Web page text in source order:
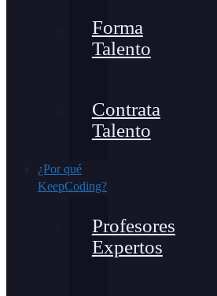
Forma
Talento
Contrata
Talento
¿Por qué
KeepCoding?
Profesores
Expertos